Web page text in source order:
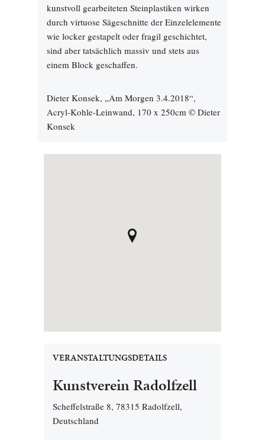
kunstvoll gearbeiteten Steinplastiken wirken
durch virtuose Sägeschnitte der Einzelelemente
wie locker gestapelt oder fragil geschichtet,
sind aber tatsächlich massiv und stets aus
einem Block geschaffen.
Dieter Konsek, „Am Morgen 3.4.2018“,
Acryl-Kohle-Leinwand, 170 x 250cm © Dieter
Konsek
VERANSTALTUNGSDETAILS
Kunstverein Radolfzell
Scheffelstraße 8, 78315 Radolfzell,
Deutschland